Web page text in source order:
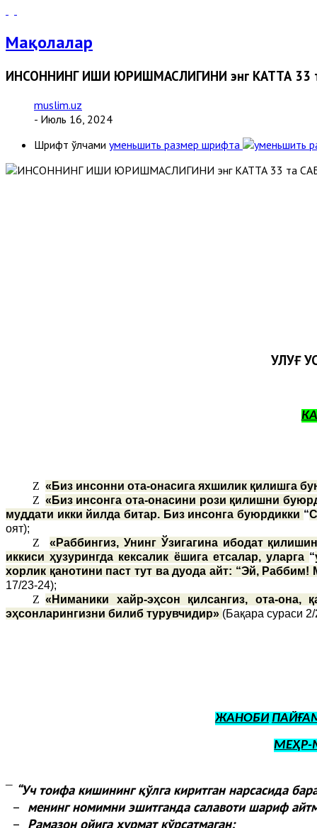
Мақолалар
ИНСОННИНГ ИШИ ЮРИШМАСЛИГИНИ энг КАТТА 33
muslim.uz
- Июль 16, 2024
Шрифт ўлчами уменьшить размер шрифта
УЛУҒ
Z «Биз инсонни ота-онасига яхшилик қилишга
Z «Биз инсонга ота-онасини рози қилишни
муддати икки йилда битар. Биз инсонга буюрдикки “
оят);
Z
«Раббингиз, Унинг Ўзигагина ибодат
иккиси ҳузурингда кексалик ёшига етсалар, уларга “
хорлик қанотини паст тут ва дуода айт: “Эй,
17/23-24);
Z «Ниманики хайр-эҳсон қилсангиз, ота-
эҳсонларингизни билиб турувчидир» (Бақара сураси
ЖАНОБИ
МЕҲР-
¯ “Уч тоифа кишининг қўлга киритган нарсасида
– менинг номимни эшитганда салавоти шариф
– Рамазон ойига ҳурмат кўрсатмаган;